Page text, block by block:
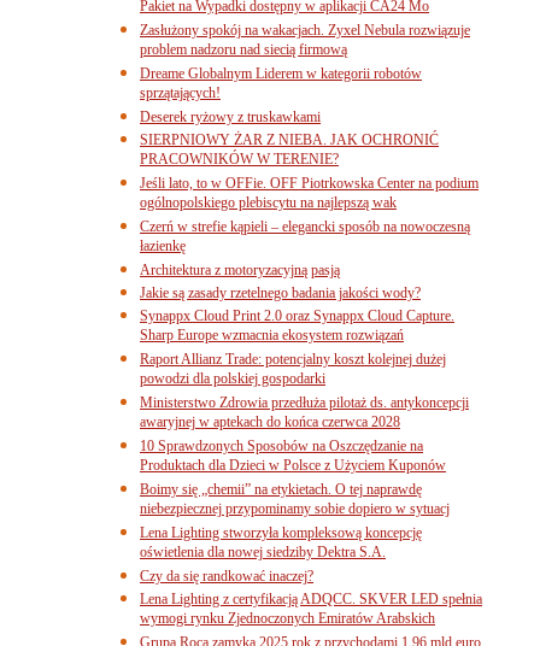
Pakiet na Wypadki dostępny w aplikacji CA24 Mo
Zasłużony spokój na wakacjach. Zyxel Nebula rozwiązuje
problem nadzoru nad siecią firmową
Dreame Globalnym Liderem w kategorii robotów
sprzątających!
Deserek ryżowy z truskawkami
SIERPNIOWY ŻAR Z NIEBA. JAK OCHRONIĆ
PRACOWNIKÓW W TERENIE?
Jeśli lato, to w OFFie. OFF Piotrkowska Center na podium
ogólnopolskiego plebiscytu na najlepszą wak
Czerń w strefie kąpieli – elegancki sposób na nowoczesną
łazienkę
Architektura z motoryzacyjną pasją
Jakie są zasady rzetelnego badania jakości wody?
Synappx Cloud Print 2.0 oraz Synappx Cloud Capture.
Sharp Europe wzmacnia ekosystem rozwiązań
Raport Allianz Trade: potencjalny koszt kolejnej dużej
powodzi dla polskiej gospodarki
Ministerstwo Zdrowia przedłuża pilotaż ds. antykoncepcji
awaryjnej w aptekach do końca czerwca 2028
10 Sprawdzonych Sposobów na Oszczędzanie na
Produktach dla Dzieci w Polsce z Użyciem Kuponów
Boimy się „chemii” na etykietach. O tej naprawdę
niebezpiecznej przypominamy sobie dopiero w sytuacj
Lena Lighting stworzyła kompleksową koncepcję
oświetlenia dla nowej siedziby Dektra S.A.
Czy da się randkować inaczej?
Lena Lighting z certyfikacją ADQCC. SKVER LED spełnia
wymogi rynku Zjednoczonych Emiratów Arabskich
Grupa Roca zamyka 2025 rok z przychodami 1,96 mld euro